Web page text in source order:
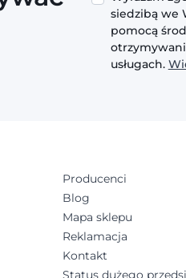
siedzibą we
pomocą
usługach.
Producenci
Blog
Mapa sklepu
Reklamacja
Kontakt
Status dużego